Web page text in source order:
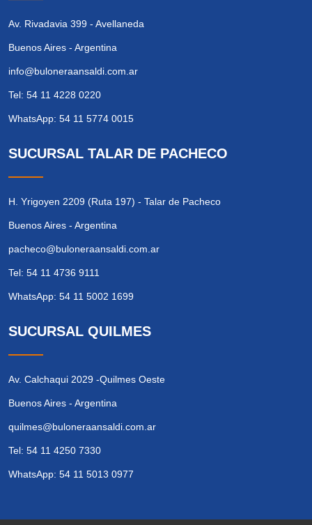
Av. Rivadavia 399 - Avellaneda
Buenos Aires - Argentina
info@buloneraansaldi.com.ar
Tel: 54 11 4228 0220
WhatsApp: 54 11 5774 0015
SUCURSAL TALAR DE PACHECO
H. Yrigoyen 2209 (Ruta 197) - Talar de Pacheco
Buenos Aires - Argentina
pacheco@buloneraansaldi.com.ar
Tel: 54 11 4736 9111
WhatsApp: 54 11 5002 1699
SUCURSAL QUILMES
Av. Calchaqui 2029 -Quilmes Oeste
Buenos Aires - Argentina
quilmes@buloneraansaldi.com.ar
Tel: 54 11 4250 7330
WhatsApp: 54 11 5013 0977